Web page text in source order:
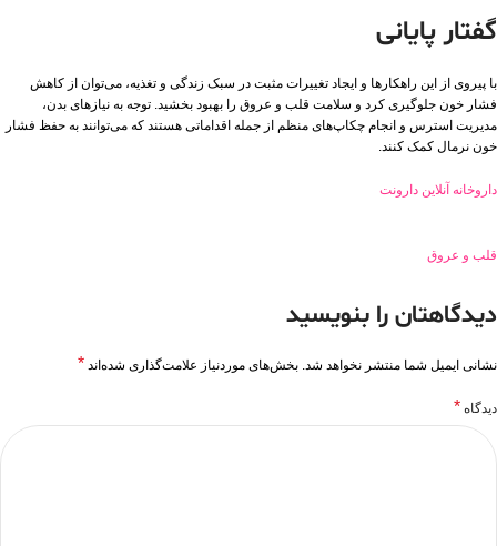
گفتار پایانی
با پیروی از این راهکارها و ایجاد تغییرات مثبت در سبک زندگی و تغذیه، می‌توان از کاهش
فشار خون جلوگیری کرد و سلامت قلب و عروق را بهبود بخشید. توجه به نیازهای بدن،
مدیریت استرس و انجام چکاپ‌های منظم از جمله اقداماتی هستند که می‌توانند به حفظ فشار
خون نرمال کمک کنند.
داروخانه آنلاین دارونت
قلب و عروق
دیدگاهتان را بنویسید
نشانی ایمیل شما منتشر نخواهد شد. بخش‌های موردنیاز علامت‌گذاری شده‌اند *
دیدگاه *